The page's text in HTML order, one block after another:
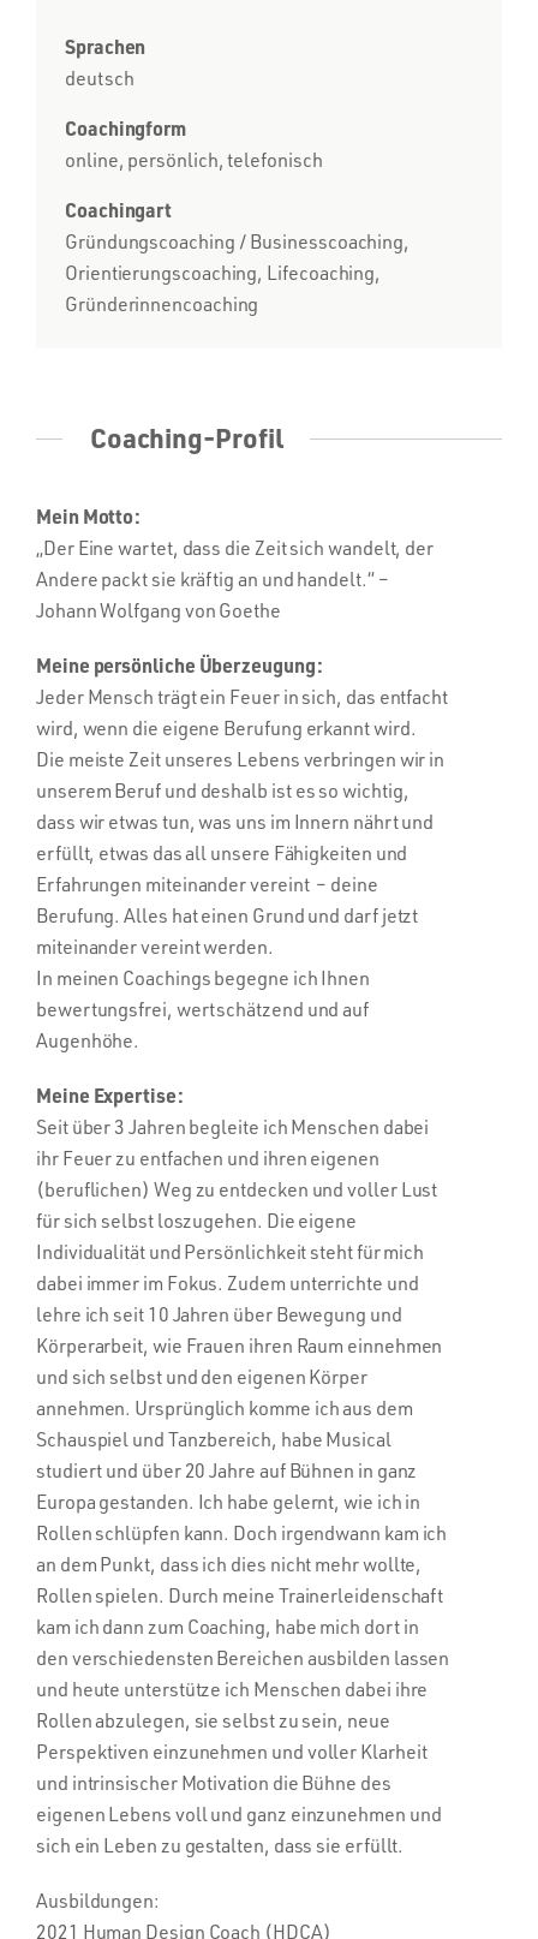
Sprachen
deutsch
Coachingform
online, persönlich, telefonisch
Coachingart
Gründungscoaching / Businesscoaching,
Orientierungscoaching, Lifecoaching,
Gründerinnencoaching
Coaching-Profil
Mein Motto:
„Der Eine wartet, dass die Zeit sich wandelt, der
Andere packt sie kräftig an und handelt.“ –
Johann Wolfgang von Goethe
Meine persönliche Überzeugung:
Jeder Mensch trägt ein Feuer in sich, das entfacht
wird, wenn die eigene Berufung erkannt wird.
Die meiste Zeit unseres Lebens verbringen wir in
unserem Beruf und deshalb ist es so wichtig,
dass wir etwas tun, was uns im Innern nährt und
erfüllt, etwas das all unsere Fähigkeiten und
Erfahrungen miteinander vereint – deine
Berufung. Alles hat einen Grund und darf jetzt
miteinander vereint werden.
In meinen Coachings begegne ich Ihnen
bewertungsfrei, wertschätzend und auf
Augenhöhe.
Meine Expertise:
Seit über 3 Jahren begleite ich Menschen dabei
ihr Feuer zu entfachen und ihren eigenen
(beruflichen) Weg zu entdecken und voller Lust
für sich selbst loszugehen. Die eigene
Individualität und Persönlichkeit steht für mich
dabei immer im Fokus. Zudem unterrichte und
lehre ich seit 10 Jahren über Bewegung und
Körperarbeit, wie Frauen ihren Raum einnehmen
und sich selbst und den eigenen Körper
annehmen. Ursprünglich komme ich aus dem
Schauspiel und Tanzbereich, habe Musical
studiert und über 20 Jahre auf Bühnen in ganz
Europa gestanden. Ich habe gelernt, wie ich in
Rollen schlüpfen kann. Doch irgendwann kam ich
an dem Punkt, dass ich dies nicht mehr wollte,
Rollen spielen. Durch meine Trainerleidenschaft
kam ich dann zum Coaching, habe mich dort in
den verschiedensten Bereichen ausbilden lassen
und heute unterstütze ich Menschen dabei ihre
Rollen abzulegen, sie selbst zu sein, neue
Perspektiven einzunehmen und voller Klarheit
und intrinsischer Motivation die Bühne des
eigenen Lebens voll und ganz einzunehmen und
sich ein Leben zu gestalten, dass sie erfüllt.
Ausbildungen:
2021 Human Design Coach (HDCA)